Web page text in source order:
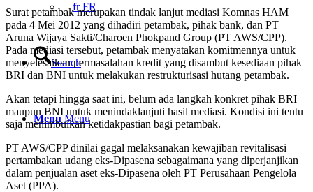
FR
Search
Menu Menu
Surat petambak merupakan tindak lanjut mediasi Komnas HAM
pada 4 Mei 2012 yang dihadiri petambak, pihak bank, dan PT
Aruna Wijaya Sakti/Charoen Phokpand Group (PT AWS/CPP).
Pada mediasi tersebut, petambak menyatakan komitmennya untuk
menyelesaikan permasalahan kredit yang disambut kesediaan pihak
BRI dan BNI untuk melakukan restrukturisasi hutang petambak.
Akan tetapi hingga saat ini, belum ada langkah konkret pihak BRI
maupun BNI untuk menindaklanjuti hasil mediasi. Kondisi ini tentu
saja menimbulkan ketidakpastian bagi petambak.
PT AWS/CPP dinilai gagal melaksanakan kewajiban revitalisasi
pertambakan udang eks-Dipasena sebagaimana yang diperjanjikan
dalam penjualan aset eks-Dipasena oleh PT Perusahaan Pengelola
Aset (PPA).